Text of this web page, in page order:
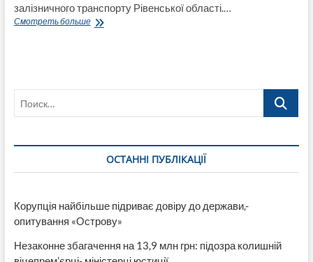
залізничного транспорту Рівенської області.…
Смотреть большеКерувати
навчать
Здолбунівському
залізничного
транспорту
Поиск…
ОСТАННІ ПУБЛІКАЦІЇ
Корупція найбільше підриває довіру до держави,-
опитування «Острову»
Незаконне збагачення на 13,9 млн грн: підозра колишній